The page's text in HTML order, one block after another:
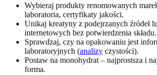
Wybieraj produkty renomowanych
laboratoria, certyfikaty jakości.
Unikaj kreatyny z podejrzanych źródeł
internetowych bez potwierdzenia składu.
Sprawdzaj, czy na opakowaniu jest
laboratoryjnych (analizy czystości).
Postaw na monohydrat – najprostsza i
forma.